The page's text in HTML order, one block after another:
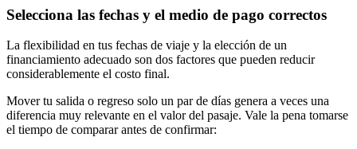
Selecciona las fechas y el medio de pago correctos
La flexibilidad en tus fechas de viaje y la elección de un
financiamiento adecuado son dos factores que pueden reducir
considerablemente el costo final.
Mover tu salida o regreso solo un par de días genera a veces una
diferencia muy relevante en el valor del pasaje. Vale la pena tomarse
el tiempo de comparar antes de confirmar: